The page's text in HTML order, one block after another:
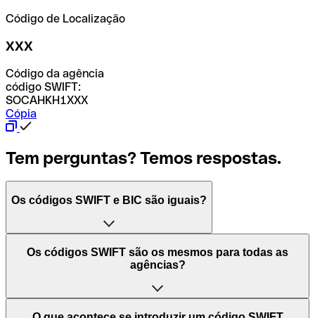
Código de Localização
XXX
Código da agência
código SWIFT:
SOCAHKH1XXX
Cópia
Tem perguntas? Temos respostas.
Os códigos SWIFT e BIC são iguais?
O acrónimo SWIFT significa "Society for Worldwide
Interbank Financial Telecommunication (Sociedade para
Mundiais)". Trata-se de uma rede mundial onde se
processam pagamentos entre países. Por outro lado, BIC
Os códigos SWIFT são os mesmos para todas as
agências?